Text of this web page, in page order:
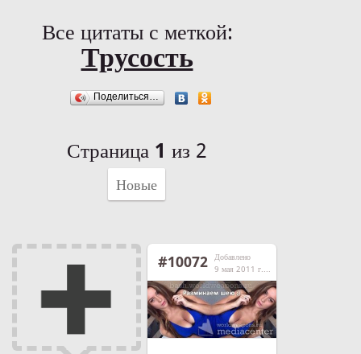
Все цитаты с меткой:
Трусость
Поделиться…
Страница 1 из 2
Новые
#10072
Добавлено
9 мая 2011 г. в 21:08